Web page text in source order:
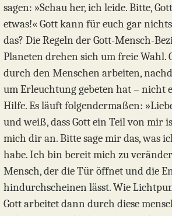
sagen: »Schau her, ich leide. Bitte,
etwas!« Gott kann für euch gar
das? Die Regeln der Gott-Mensch-
Planeten drehen sich um freie Wahl.
durch den Menschen arbeiten,
um Erleuchtung gebeten hat – nicht
Hilfe. Es läuft folgendermaßen:
und weiß, dass Gott ein Teil von mir
mich dir an. Bitte sage mir das, was
habe. Ich bin bereit mich zu
Mensch, der die Tür öffnet und die
hindurchscheinen lässt. Wie
Gott arbeitet dann durch diese